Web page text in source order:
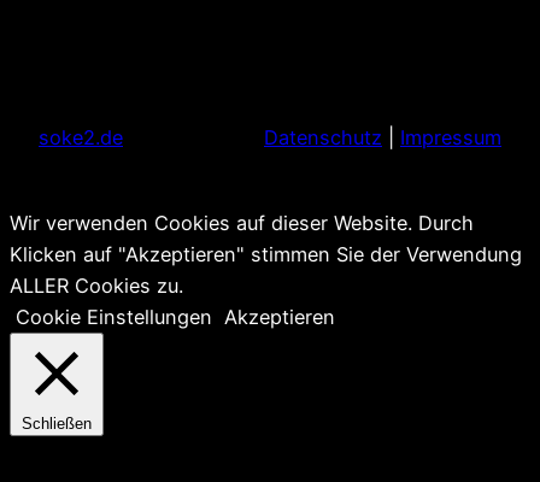
soke2.de Datenschutz Impressum
Wir verwenden Cookies auf dieser Website. Durch
Klicken auf "Akzeptieren" stimmen Sie der Verwendung
ALLER Cookies zu.
Cookie Einstellungen Akzeptieren
Schließen